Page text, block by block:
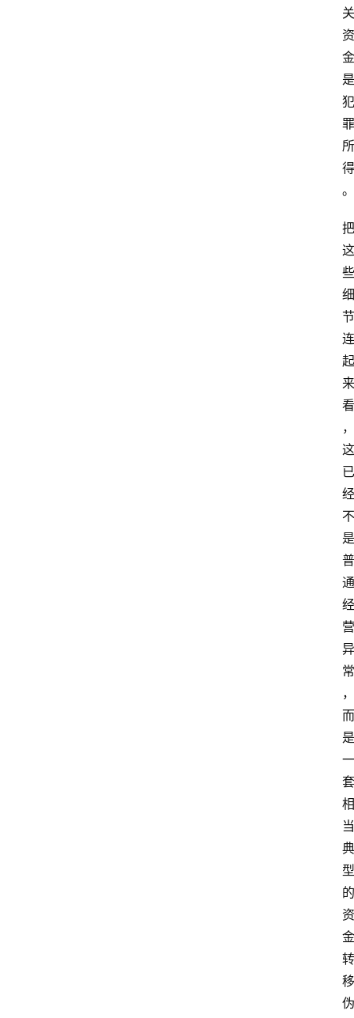
关
资
金
是
犯
罪
所
得
。
把
这
些
细
节
连
起
来
看
，
这
已
经
不
是
普
通
经
营
异
常
，
而
是
一
套
相
当
典
型
的
资
金
转
移
伪